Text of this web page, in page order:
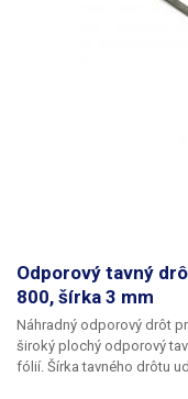
Odporový tavný
800, šírka 3 mm
Náhradný odporový drôt
široký plochý odporový
fólií. Šírka tavného drôtu